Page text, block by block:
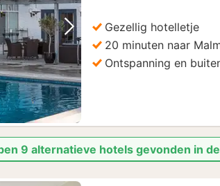
Volgende foto
Gezellig hotelletje
20 minuten naar
Ontspanning en
9 alternatieve hotels gevonden in